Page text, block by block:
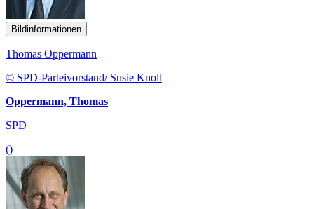
Bildinformationen
Thomas Oppermann
© SPD-Parteivorstand/ Susie Knoll
Oppermann, Thomas
SPD
()